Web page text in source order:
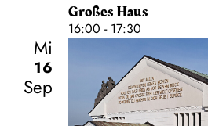
Großes Haus
16:00 - 17:30
Mi
16
Sep